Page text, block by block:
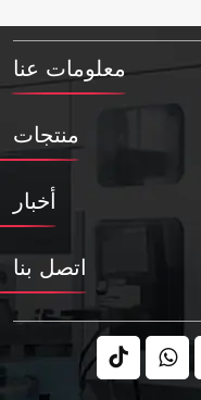
معلومات عنا
منتجات
اتصل بنا